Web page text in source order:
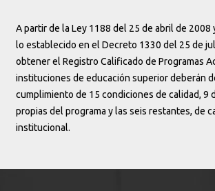
A partir de la Ley 1188 del 25 de abril de 2008
lo establecido en el Decreto 1330 del 25 de
obtener el Registro Calificado de Programas
instituciones de educación superior deberán
cumplimiento de 15 condiciones de calidad, 9
propias del programa y las seis restantes, de
institucional.